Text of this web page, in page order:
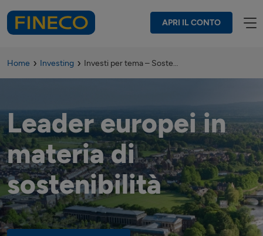
APRI IL CONTO
Home Investing Investi per tema – Sostenibilità (EU)
Leader europei in
materia di
sostenibilità